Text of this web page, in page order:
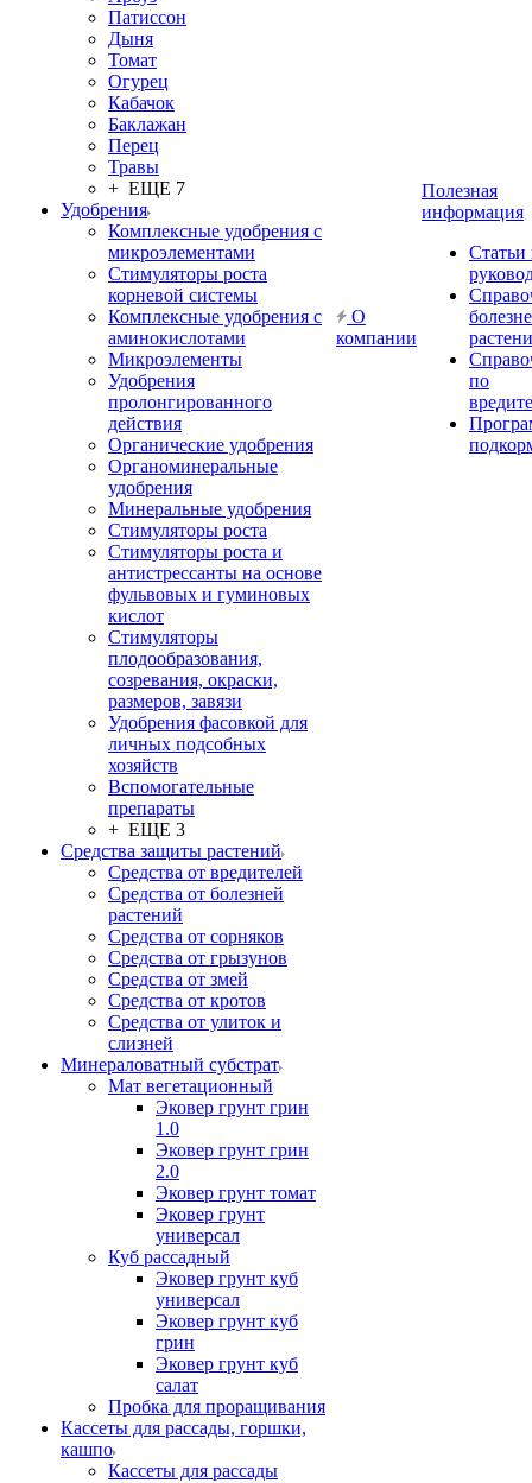
Патиссон
Дыня
Томат
Огурец
Кабачок
Баклажан
Перец
Травы
+ ЕЩЕ 7
Удобрения
Комплексные удобрения с
микроэлементами
Стимуляторы роста
корневой системы
Комплексные удобрения с
аминокислотами
Микроэлементы
Удобрения
пролонгированного
действия
Органические удобрения
Органоминеральные
удобрения
Минеральные удобрения
Стимуляторы роста
Стимуляторы роста и
антистрессанты на основе
фульвовых и гуминовых
кислот
Стимуляторы
плодообразования,
созревания, окраски,
размеров, завязи
Удобрения фасовкой для
личных подсобных
хозяйств
Вспомогательные
препараты
+ ЕЩЕ 3
Средства защиты растений
Средства от вредителей
Средства от болезней
растений
Средства от сорняков
Средства от грызунов
Средства от змей
Средства от кротов
Средства от улиток и
слизней
Минераловатный субстрат
Мат вегетационный
Эковер грунт грин
1.0
Эковер грунт грин
2.0
Эковер грунт томат
Эковер грунт
универсал
Куб рассадный
Эковер грунт куб
универсал
Эковер грунт куб
грин
Эковер грунт куб
салат
Пробка для проращивания
Кассеты для рассады, горшки,
кашпо
Кассеты для рассады
О
компании
Полезная
информация
Статьи
по